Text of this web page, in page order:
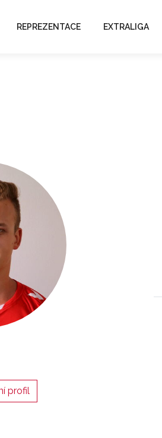
REPREZENTACE EXTRALIGA
profil